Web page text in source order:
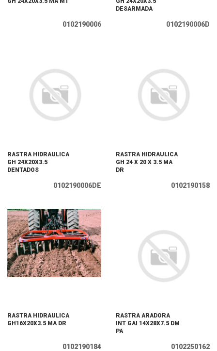
0102190006
DESARMADA
0102190006D
RASTRA HIDRAULICA
GH 24X20X3.5
DENTADOS
0102190006DE
RASTRA HIDRAULICA
GH 24 X 20 X 3.5 MA
DR
0102190158
RASTRA HIDRAULICA
GH16X20X3.5 MA DR
0102190184
RASTRA ARADORA
INT GAI 14X28X7.5 DM
PA
0102250162